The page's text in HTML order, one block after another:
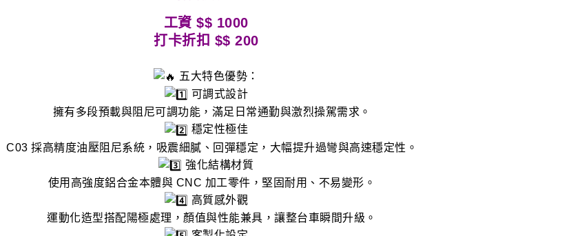
工資 $$ 1000
打卡折扣 $$ 200
五大特色優勢：
可調式設計
擁有多段預載與阻尼可調功能，滿足日常通勤與激烈操駕需求。
穩定性極佳
C03 採高精度油壓阻尼系統，吸震細膩、回彈穩定，大幅提升過彎與高速穩定性。
強化結構材質
使用高強度鋁合金本體與 CNC 加工零件，堅固耐用、不易變形。
高質感外觀
運動化造型搭配陽極處理，顏值與性能兼具，讓整台車瞬間升級。